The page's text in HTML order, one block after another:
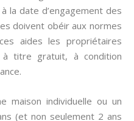
la date d’engagement des
doivent obéir aux normes
aides les propriétaires
titre gratuit, à condition
maison individuelle ou un
(et non seulement 2 ans